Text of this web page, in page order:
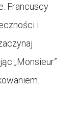
Francuscy
i
„Monsieur”